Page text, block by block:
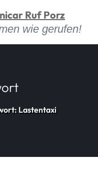
Ruf Porz
wie gerufen!
Lastentaxi